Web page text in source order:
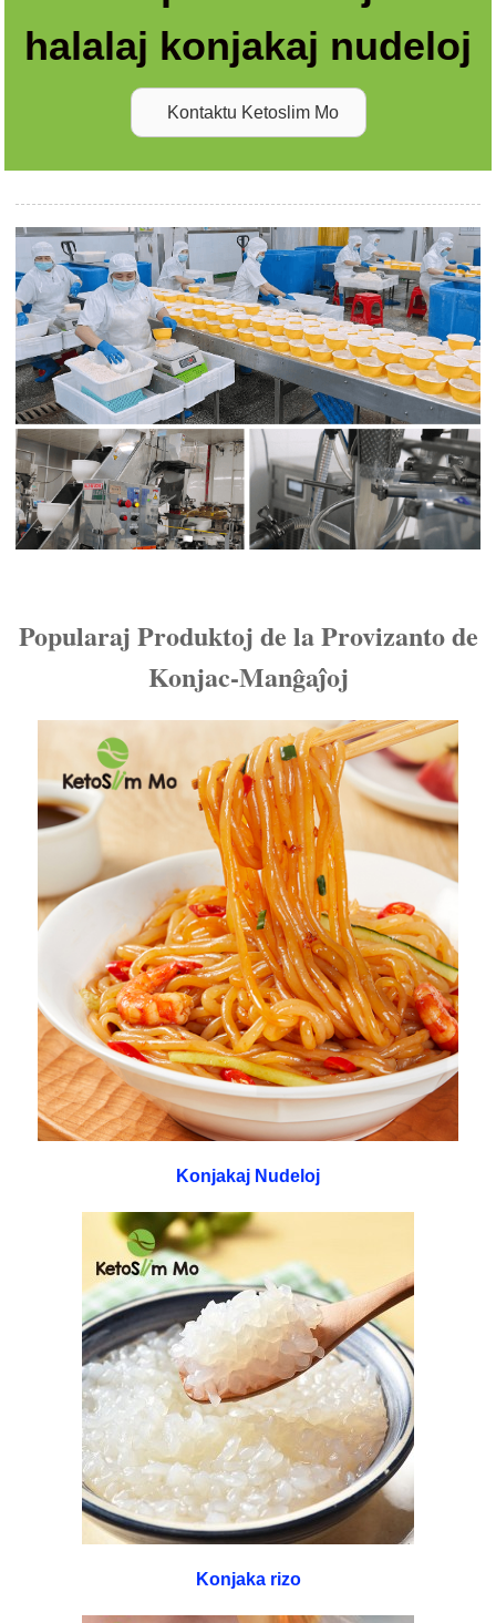
halalaj konjakaj nudeloj
Kontaktu Ketoslim Mo
Popularaj Produktoj de la Provizanto de
Konjac-Manĝaĵoj
Konjakaj Nudeloj
Konjaka rizo